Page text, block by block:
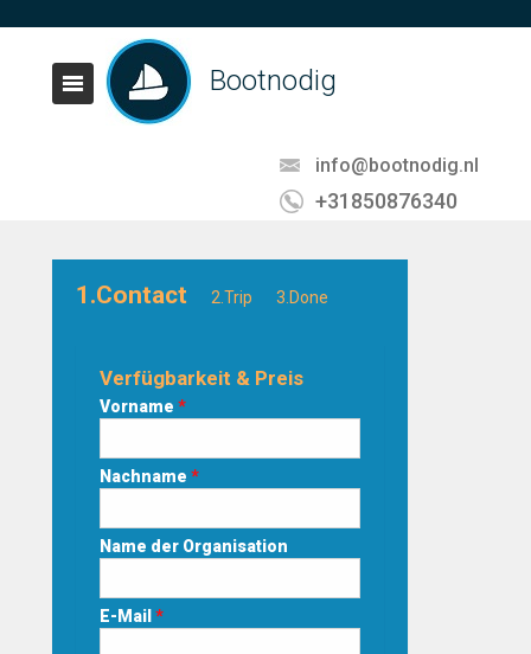
Bootnodig
info@bootnodig.nl
+31850876340
1.Contact 2.Trip 3.Done
Verfügbarkeit & Preis
Vorname *
Nachname *
Name der Organisation
E-Mail *